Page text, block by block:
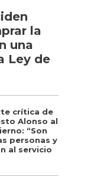
la
una
Ley de
crítica de
Alonso al
“Son
personas y
al servicio